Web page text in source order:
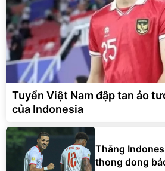
Tuyển Việt Nam đập tan ảo
của Indonesia
Thắng
thong dong